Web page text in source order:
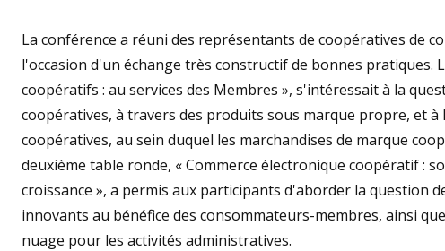
La conférence a réuni des représentants de coopératives de
l'occasion d'un échange très constructif de bonnes pratiques.
coopératifs : au services des Membres », s'intéressait à la
coopératives, à travers des produits sous marque propre, et
coopératives, au sein duquel les marchandises de marque
deuxième table ronde, « Commerce électronique coopératif :
croissance », a permis aux participants d'aborder la question
innovants au bénéfice des consommateurs-membres, ainsi
nuage pour les activités administratives.